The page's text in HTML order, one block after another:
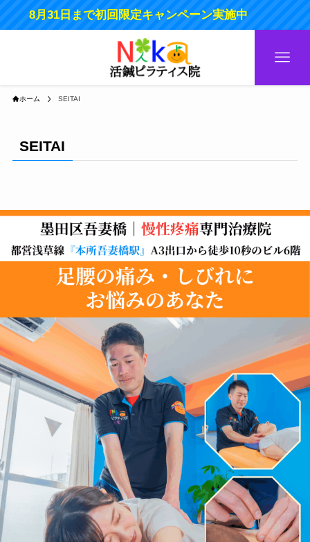
8月31日まで初回限定キャンペーン実施中
ホーム SEITAI
SEITAI